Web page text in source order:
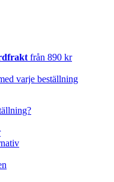
från 890 kr
varje beställning